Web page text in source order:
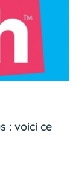
: voici ce